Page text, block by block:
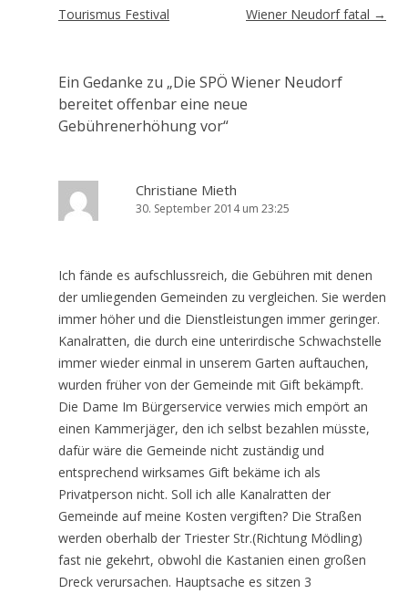
Tourismus Festival Wiener Neudorf fatal →
Ein Gedanke zu „Die SPÖ Wiener Neudorf
bereitet offenbar eine neue
Gebührenerhöhung vor“
Christiane Mieth
30. September 2014 um 23:25
Ich fände es aufschlussreich, die Gebühren mit denen
der umliegenden Gemeinden zu vergleichen. Sie werden
immer höher und die Dienstleistungen immer geringer.
Kanalratten, die durch eine unterirdische Schwachstelle
immer wieder einmal in unserem Garten auftauchen,
wurden früher von der Gemeinde mit Gift bekämpft.
Die Dame Im Bürgerservice verwies mich empört an
einen Kammerjäger, den ich selbst bezahlen müsste,
dafür wäre die Gemeinde nicht zuständig und
entsprechend wirksames Gift bekäme ich als
Privatperson nicht. Soll ich alle Kanalratten der
Gemeinde auf meine Kosten vergiften? Die Straßen
werden oberhalb der Triester Str.(Richtung Mödling)
fast nie gekehrt, obwohl die Kastanien einen großen
Dreck verursachen. Hauptsache es sitzen 3